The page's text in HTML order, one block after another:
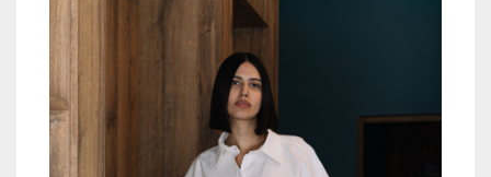
NEW ARRIVALS
LEATHER
SWIMWEAR